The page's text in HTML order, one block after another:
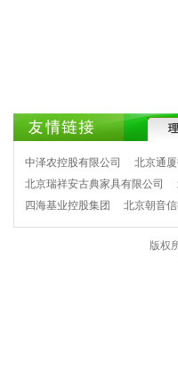
中泽农控股有限公司 北京通
北京瑞祥安古典家具有限公司
四海基业控股集团
北京朝音
版权